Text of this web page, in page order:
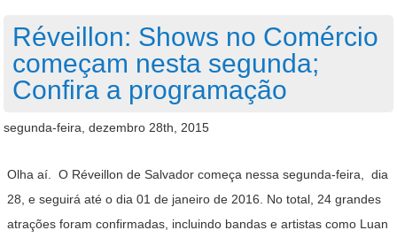
Réveillon: Shows no Comércio
começam nesta segunda;
Confira a programação
segunda-feira, dezembro 28th, 2015
Olha aí. O Réveillon de Salvador começa nessa segunda-feira, dia
28, e seguirá até o dia 01 de janeiro de 2016. No total, 24 grandes
atrações foram confirmadas, incluindo bandas e artistas como Luan